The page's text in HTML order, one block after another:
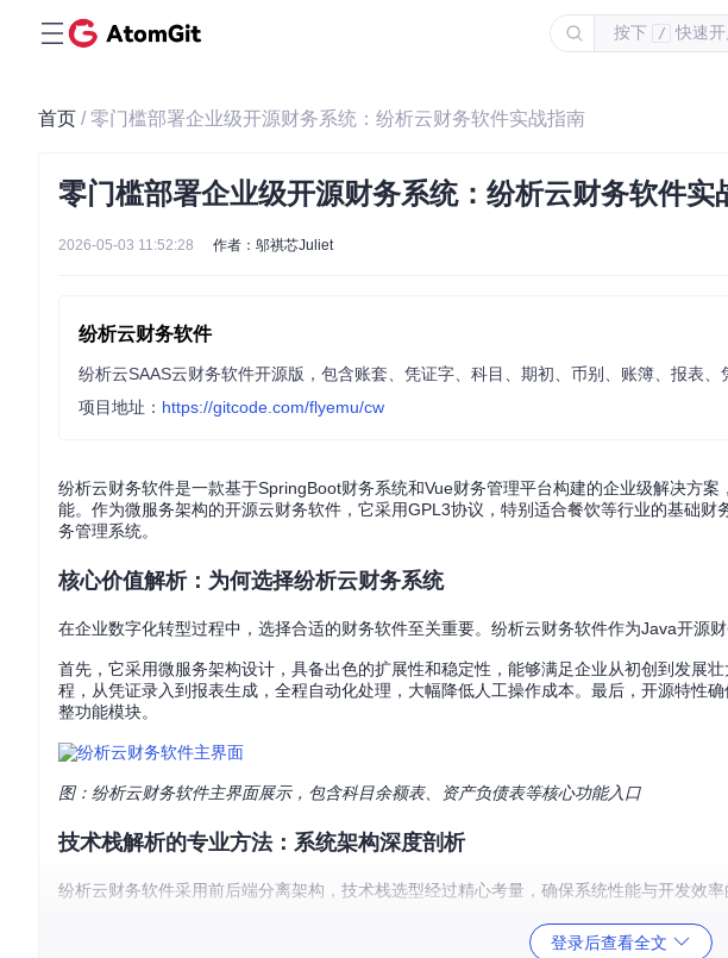
按下 / 快速
首页 / 零门槛部署企业级开源财务系统：纷析云财务软件实战指南
零门槛部署企业级开源财务系统：纷析云财务软件实
2026-05-03 11:52:28 作者：邬祺芯Juliet
纷析云财务软件
项目地址： https://gitcode.com/flyemu/cw
纷析云财务软件是一款基于SpringBoot财务系统和Vue财务管理平台构建的企业级解决方
能。作为微服务架构的开源云财务软件，它采用GPL3协议，特别适合餐饮等行业的基础
务管理系统。
核心价值解析：为何选择纷析云财务系统
在企业数字化转型过程中，选择合适的财务软件至关重要。纷析云财务软件作为Java开源
首先，它采用微服务架构设计，具备出色的扩展性和稳定性，能够满足企业从初创到发展
程，从凭证录入到报表生成，全程自动化处理，大幅降低人工操作成本。最后，开源特性
整功能模块。
图：纷析云财务软件主界面展示，包含科目余额表、资产负债表等核心功能入口
技术栈解析的专业方法：系统架构深度剖析
纷析云财务软件采用前后端分离架构，技术栈选型经过精心考量，确保系统性能与开发效率
登录后查看全文